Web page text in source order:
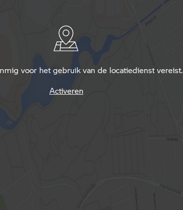
voor het gebruik van de locatiedienst vereist.
Activeren